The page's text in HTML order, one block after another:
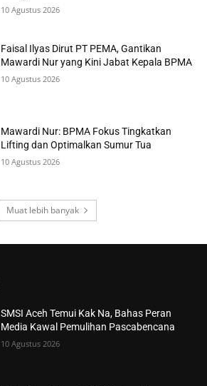
10 Agustus 2026
Faisal Ilyas Dirut PT PEMA, Gantikan
Mawardi Nur yang Kini Jabat Kepala BPMA
10 Agustus 2026
Mawardi Nur: BPMA Fokus Tingkatkan
Lifting dan Optimalkan Sumur Tua
10 Agustus 2026
Muat lebih banyak
SMSI Aceh Temui Kak Na, Bahas Peran
Media Kawal Pemulihan Pascabencana
10 Agustus 2026